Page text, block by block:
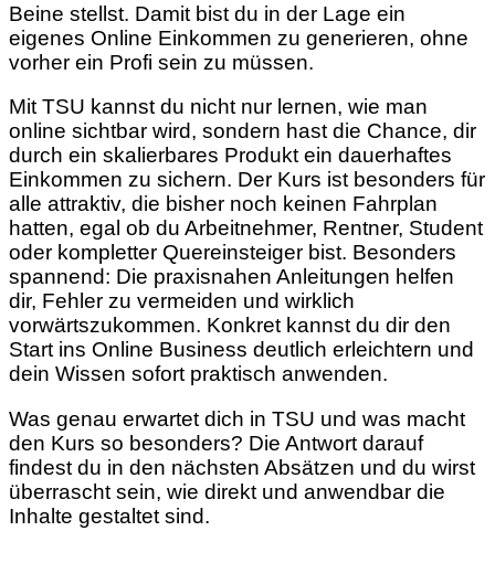
Beine stellst. Damit bist du in der Lage ein
eigenes Online Einkommen zu generieren, ohne
vorher ein Profi sein zu müssen.
Mit TSU kannst du nicht nur lernen, wie man
online sichtbar wird, sondern hast die Chance, dir
durch ein skalierbares Produkt ein dauerhaftes
Einkommen zu sichern. Der Kurs ist besonders für
alle attraktiv, die bisher noch keinen Fahrplan
hatten, egal ob du Arbeitnehmer, Rentner, Student
oder kompletter Quereinsteiger bist. Besonders
spannend: Die praxisnahen Anleitungen helfen
dir, Fehler zu vermeiden und wirklich
vorwärtszukommen. Konkret kannst du dir den
Start ins Online Business deutlich erleichtern und
dein Wissen sofort praktisch anwenden.
Was genau erwartet dich in TSU und was macht
den Kurs so besonders? Die Antwort darauf
findest du in den nächsten Absätzen und du wirst
überrascht sein, wie direkt und anwendbar die
Inhalte gestaltet sind.